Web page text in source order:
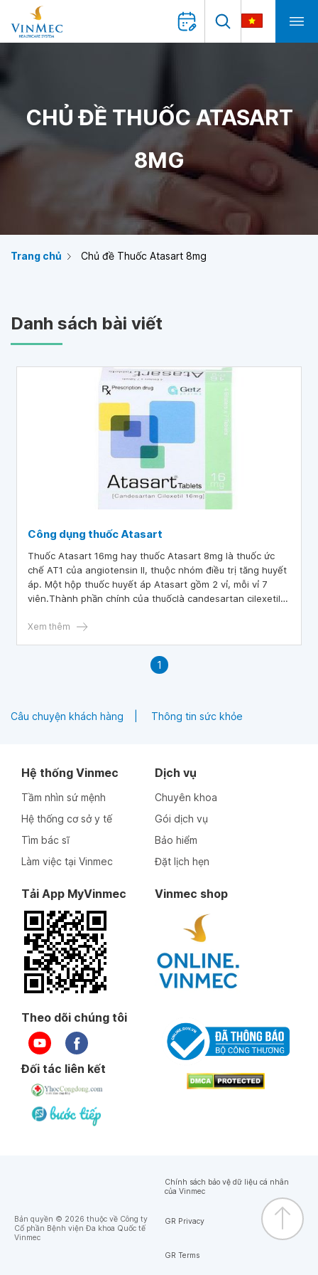
CHỦ ĐỀ THUỐC ATASART
8MG
Trang chủ Chủ đề Thuốc Atasart 8mg
Danh sách bài viết
Công dụng thuốc Atasart
Thuốc Atasart 16mg hay thuốc Atasart 8mg là thuốc ức
chế AT1 của angiotensin II, thuộc nhóm điều trị tăng huyết
áp. Một hộp thuốc huyết áp Atasart gồm 2 vỉ, mỗi vỉ 7
viên.Thành phần chính của thuốclà candesartan cilexetil
Xem thêm
1
Câu chuyện khách hàng Thông tin sức khỏe
Hệ thống Vinmec
Tầm nhìn sứ mệnh
Hệ thống cơ sở y tế
Tìm bác sĩ
Làm việc tại Vinmec
Dịch vụ
Chuyên khoa
Gói dịch vụ
Bảo hiểm
Đặt lịch hẹn
Tải App MyVinmec Vinmec shop
Theo dõi chúng tôi
Đối tác liên kết
Bản quyền © 2026 thuộc về Công ty
Cổ phần Bệnh viện Đa khoa Quốc tế
Vinmec
Chính sách bảo vệ dữ liệu cá nhân
của Vinmec
GR Privacy
GR Terms